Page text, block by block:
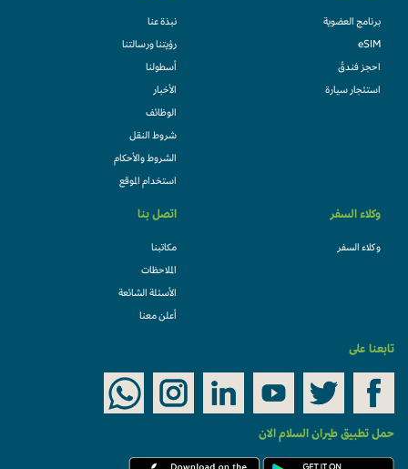
برنامج العضوية
eSIM
احجز فندقً
استئجار سيارة
نبذة عنا
رؤيتنا ورسالتنا
أسطولنا
الأخبار
الوظائف
شروط النقل
الشروط والأحكام
استخدام الموقع
وكلاء السفر
وكلاء السفر
اتصل بنا
مكاتبنا
الملاحظات
الأسئلة الشائعة
أعلن معنا
تابعنا على
حمل تطبيق طيران السلام الان